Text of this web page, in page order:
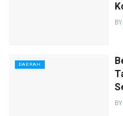
BY
DAERAH
BY